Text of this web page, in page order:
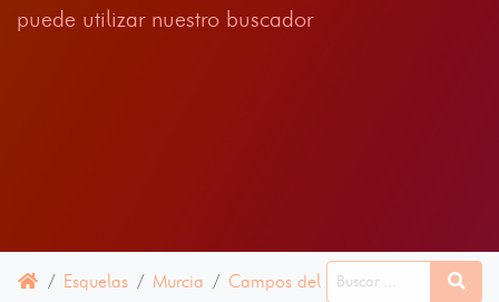
puede utilizar nuestro buscador
Esquelas Murcia Campos del Río 17 ABRIL 2025